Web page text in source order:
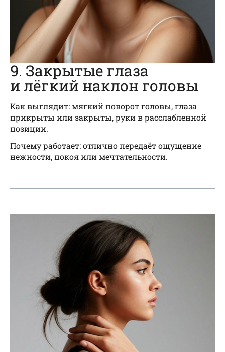
9. Закрытые глаза
и лёгкий наклон головы
Как выглядит: мягкий поворот головы, глаза
прикрыты или закрыты, руки в расслабленной
позиции.
Почему работает: отлично передаёт ощущение
нежности, покоя или мечтательности.